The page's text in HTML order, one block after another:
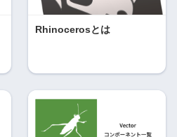
Rhinocerosとは